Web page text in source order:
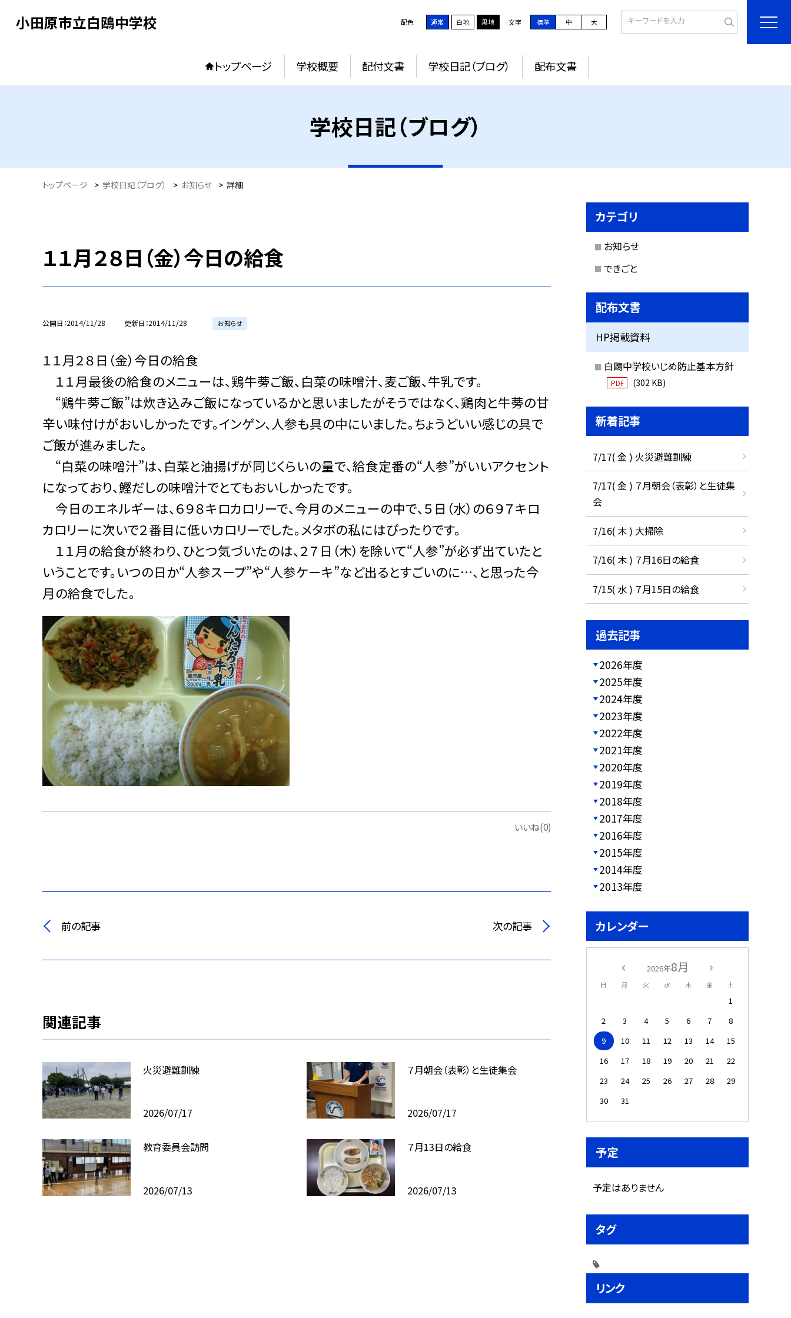
小田原市立白鴎中学校 配色 通常 白地 黒地 文字 標準 中 大
トップページ 学校概要 配付文書 学校日記（ブログ） 配布文書
学校日記（ブログ）
トップページ > 学校日記（ブログ） > お知らせ > 詳細
１１月２８日（金）今日の給食
公開日 2014/11/28 更新日 2014/11/28 お知らせ
１１月２８日（金）今日の給食
１１月最後の給食のメニューは、鶏牛蒡ご飯、白菜の味噌汁、麦ご飯、牛乳です。
“鶏牛蒡ご飯”は炊き込みご飯になっているかと思いましたがそうではなく、鶏肉と牛蒡の甘
辛い味付けがおいしかったです。インゲン、人参も具の中にいました。ちょうどいい感じの具で
ご飯が進みました。
“白菜の味噌汁”は、白菜と油揚げが同じくらいの量で、給食定番の“人参”がいいアクセント
になっており、鰹だしの味噌汁でとてもおいしかったです。
今日のエネルギーは、６９８キロカロリーで、今月のメニューの中で、５日（水）の６９７キロ
カロリーに次いで２番目に低いカロリーでした。メタボの私にはぴったりです。
１１月の給食が終わり、ひとつ気づいたのは、２７日（木）を除いて“人参”が必ず出ていたと
いうことです。いつの日か“人参スープ”や“人参ケーキ”など出るとすごいのに…、と思った今
月の給食でした。
いいね(0)
前の記事 次の記事
関連記事
火災避難訓練
2026/07/17
７月朝会（表彰）と生徒集会
2026/07/17
教育委員会訪問
2026/07/13
７月13日の給食
2026/07/13
カテゴリ
お知らせ
できごと
配布文書
HP掲載資料
白鷗中学校いじめ防止基本方針
PDF (302 KB)
新着記事
7/17( 金 ) 火災避難訓練
7/17( 金 ) ７月朝会（表彰）と生徒集
会
7/16( 木 ) 大掃除
7/16( 木 ) ７月16日の給食
7/15( 水 ) ７月15日の給食
過去記事
2026年度
2025年度
2024年度
2023年度
2022年度
2021年度
2020年度
2019年度
2018年度
2017年度
2016年度
2015年度
2014年度
2013年度
カレンダー
2026年8月
日 月 火 水 木 金 土
1
2
3 4 5 6 7
8
9
10 11 12 13 14
15
16
17 18 19 20 21
22
23
24 25 26 27 28
29
30
31
予定
予定はありません
タグ
リンク